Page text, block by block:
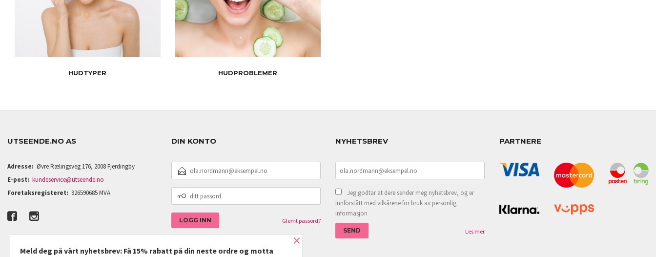
HUDTYPER HUDPROBLEMER
UTSEENDE.NO AS
Adresse: Øvre Rælingsveg 176, 2008 Fjerdingby
E-post: kundeservice@utseende.no
Foretaksregisteret: 926590685 MVA
DIN KONTO
POSTADRESSE
PASSORD
Glemt passord?
NYHETSBREV
Jeg godtar at dere sender meg nyhetsbrev, og er
innforstått med vilkårene for bruk av personlig
informasjon
Les mer
PARTNERE
×
Meld deg på vårt nyhetsbrev: Få 15% rabatt på din neste ordre og motta